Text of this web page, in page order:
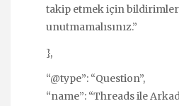
takip etmek için
unutmamalısınız.”
},
“@type”: “Question”,
“name”: “Threads ile